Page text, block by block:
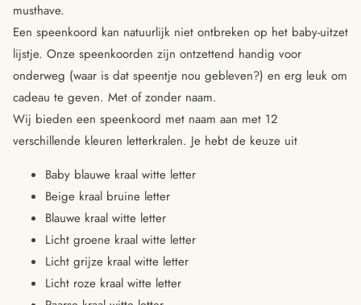
musthave.
Een speenkoord kan natuurlijk niet ontbreken op het baby-uitzet
lijstje. Onze speenkoorden zijn ontzettend handig voor
onderweg (waar is dat speentje nou gebleven?) en erg leuk om
cadeau te geven. Met of zonder naam.
Wij bieden een speenkoord met naam aan met 12
verschillende kleuren letterkralen. Je hebt de keuze uit
Baby blauwe kraal witte letter
Beige kraal bruine letter
Blauwe kraal witte letter
Licht groene kraal witte letter
Licht grijze kraal witte letter
Licht roze kraal witte letter